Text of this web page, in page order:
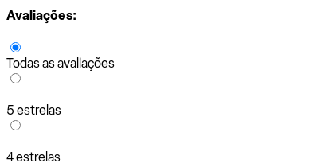
Avaliações:
Todas as avaliações
5 estrelas
4 estrelas